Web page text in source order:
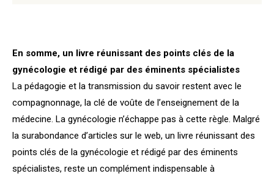
En somme, un livre réunissant des points clés de la
gynécologie et rédigé par des éminents spécialistes
La pédagogie et la transmission du savoir restent avec le
compagnonnage, la clé de voûte de l’enseignement de la
médecine. La gynécologie n’échappe pas à cette règle. Malgré
la surabondance d’articles sur le web, un livre réunissant des
points clés de la gynécologie et rédigé par des éminents
spécialistes, reste un complément indispensable à